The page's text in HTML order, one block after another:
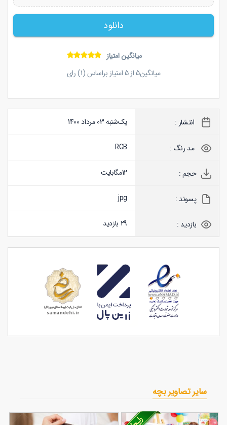
دانلود
میانگین امتیاز
میانگین5از5امتیاز براساس (1) رای
انتشار : یک‌شنبه 03 مرداد 1400
مد رنگ : RGB
حجم : 12مگابایت
پسوند : jpg
بازدید : 29 بازدید
سایر تصاویر بچه